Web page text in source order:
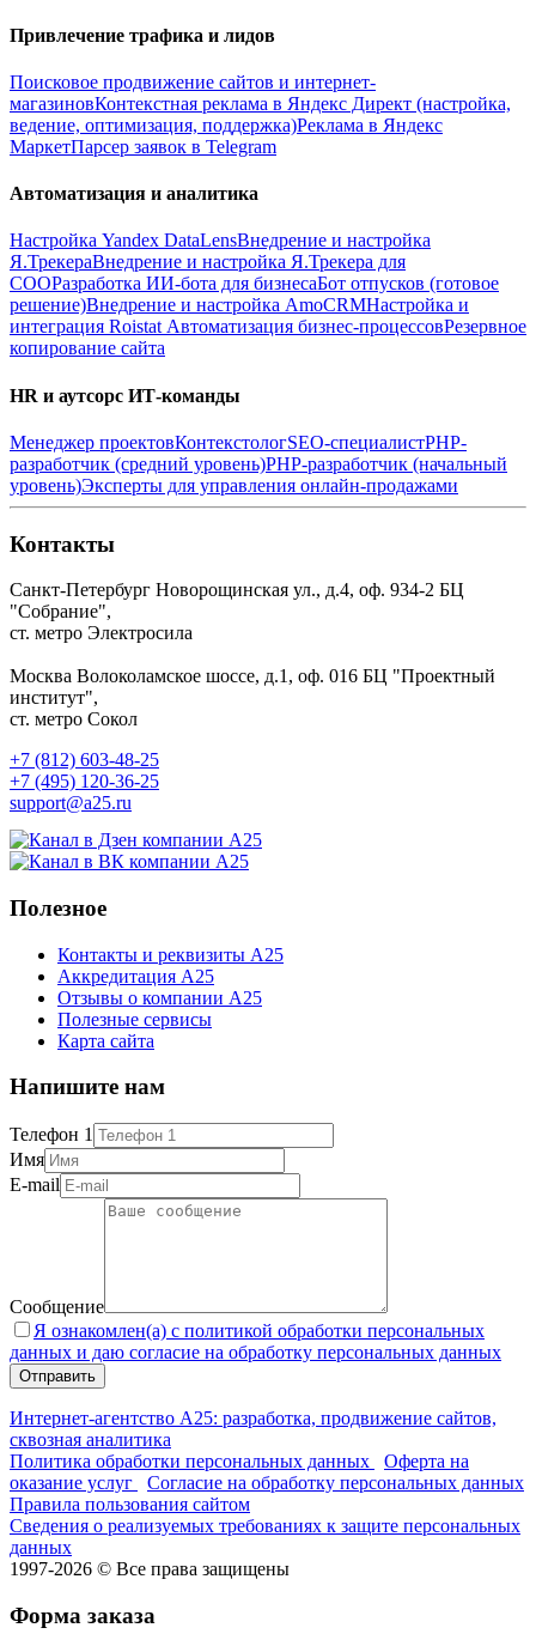
Привлечение трафика и лидов
Поисковое продвижение сайтов и интернет-
магазиновКонтекстная реклама в Яндекс Директ (настройка,
ведение, оптимизация, поддержка)Реклама в Яндекс
МаркетПарсер заявок в Telegram
Автоматизация и аналитика
Настройка Yandex DataLensВнедрение и настройка
Я.ТрекераВнедрение и настройка Я.Трекера для
СООРазработка ИИ-бота для бизнесаБот отпусков (готовое
решение)Внедрение и настройка AmoCRMНастройка и
интеграция Roistat Автоматизация бизнес-процессовРезервное
копирование сайта
HR и аутсорс ИТ-команды
Менеджер проектовКонтекстологSEO-специалистPHP-
разработчик (средний уровень)PHP-разработчик (начальный
уровень)Эксперты для управления онлайн-продажами
Контакты
Санкт-Петербург Новорощинская ул., д.4, оф. 934-2 БЦ
"Собрание",
ст. метро Электросила
Москва Волоколамское шоссе, д.1, оф. 016 БЦ "Проектный
институт",
ст. метро Сокол
+7 (812) 603-48-25
+7 (495) 120-36-25
support@a25.ru
Полезное
Контакты и реквизиты А25
Аккредитация А25
Отзывы о компании А25
Полезные сервисы
Карта сайта
Напишите нам
Телефон 1
Имя
E-mail
Сообщение
Я ознакомлен(а) с политикой обработки персональных
данных и даю согласие на обработку персональных данных
Интернет-агентство А25: разработка, продвижение сайтов,
сквозная аналитика
Политика обработки персональных данных
Оферта на
оказание услуг
Согласие на обработку персональных данных
Правила пользования сайтом
Сведения о реализуемых требованиях к защите персональных
данных
1997-2026 © Все права защищены
Форма заказа